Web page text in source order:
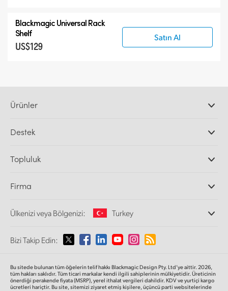
Blackmagic Universal Rack
Shelf
US$129
Satın Al
Ürünler
DaVinci Resolve ve Fusion Yazılımı
Ultimatte
Kayıt ve Oynatım
Video Format Çevirici
Ağ Depolama
Yönlendirici ve Dağıtıcılar
Yayın ve kodlama
Destek
Destek Merkezi
Topluluk
Firma
Hakkımızda
Medya
Ülkenizi veya Bölgenizi: Turkey
Lütfen Ülkenizi veya Bölgenizi Seçiniz
Australia
Bizi Takip Edin:
Bu sitede bulunan tüm öğelerin telif hakkı Blackmagic Design Pty. Ltd’ye aittir. 2026,
tüm hakları saklıdır.Tüm ticari markalar kendi ilgili sahiplerinin mülkiyetidir. Üreticinin
önerdiği perakende fiyata (MSRP), yerel ithalat vergileri dahildir. KDV ve yurtiçi kargo
ücretleri hariçtir. Bu site, sitemizi ziyaret etmiş kişilere, üçüncü parti websitelerinde